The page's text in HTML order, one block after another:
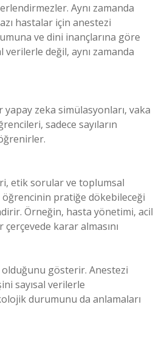
Aynı zamanda
hastalar için anestezi
ve dini inançlarına göre
verilerle değil, aynı zamanda
yapay zeka simülasyonları, vaka
sadece sayıların
etik sorular ve toplumsal
pratiğe dökebileceği
Örneğin, hasta yönetimi, acil
karar almasını
gösterir. Anestezi
sayısal verilerle
durumunu da anlamaları